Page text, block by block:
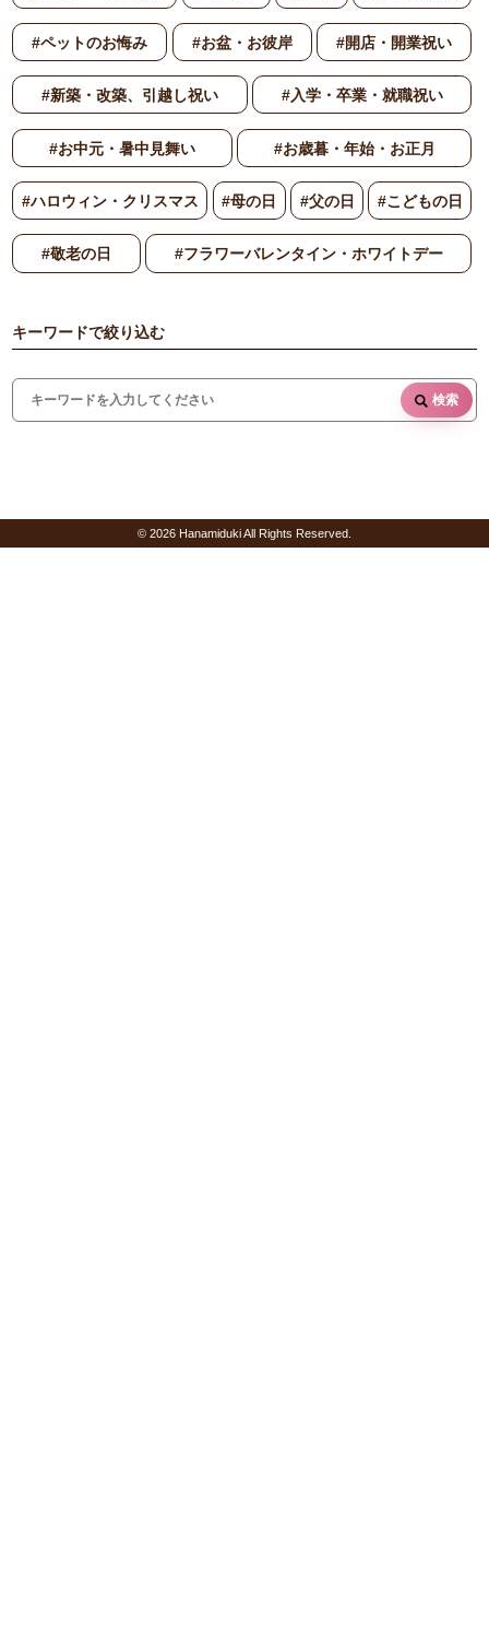
#ペットのお悔み #お盆・お彼岸 #開店・開業祝い
#新築・改築、引越し祝い #入学・卒業・就職祝い
#お中元・暑中見舞い #お歳暮・年始・お正月
#ハロウィン・クリスマス #母の日 #父の日 #こどもの日
#敬老の日 #フラワーバレンタイン・ホワイトデー
キーワードで絞り込む
検索
© 2026 Hanamiduki All Rights Reserved.